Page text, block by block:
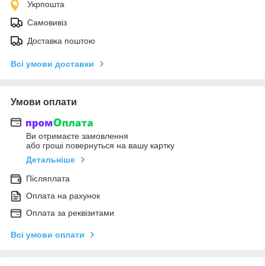
Укрпошта
Самовивіз
Доставка поштою
Всі умови доставки
Умови оплати
Ви отримаєте замовлення
або гроші повернуться на вашу картку
Детальніше
Післяплата
Оплата на рахунок
Оплата за реквізитами
Всі умови оплати